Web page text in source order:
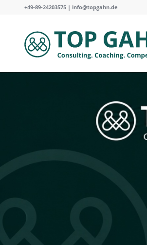
+49-89-24203575 | info@topgahn.de